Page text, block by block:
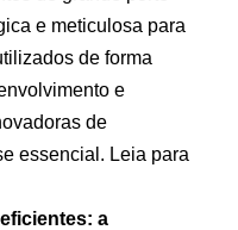
e meticulosa para
de forma
e
de
essencial. Leia para
a